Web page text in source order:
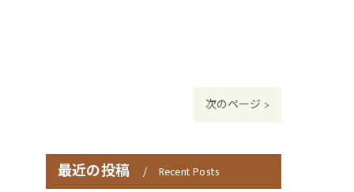
次のページ >
最近の投稿 Recent Posts